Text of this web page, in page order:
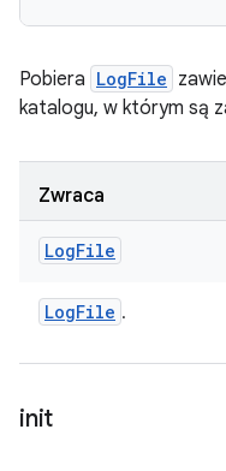
Pobiera LogFile
katalogu, w którym są
Zwraca
LogFile
LogFile .
init